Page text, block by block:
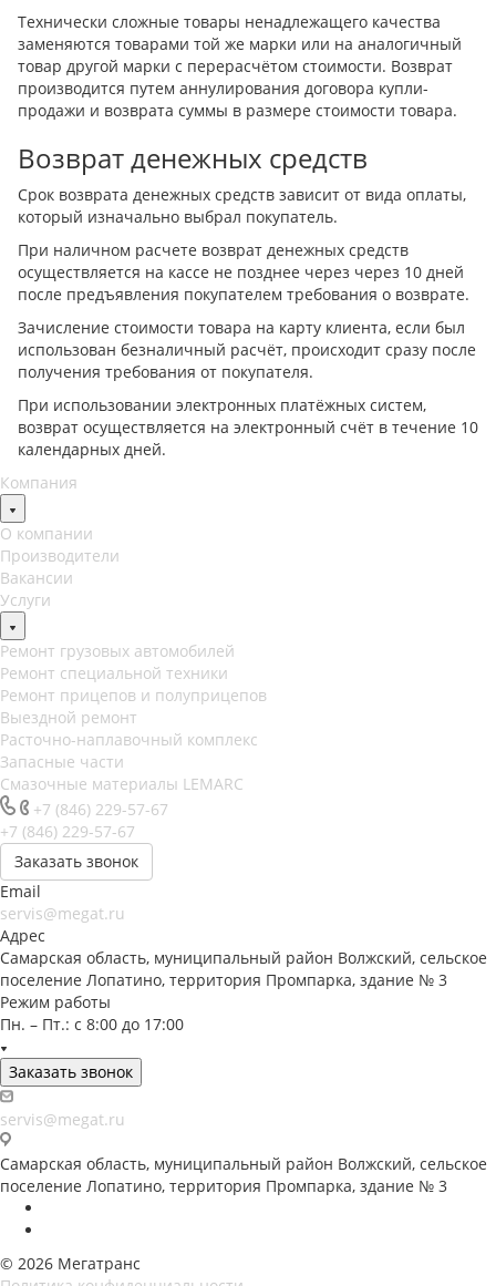
Технически сложные товары ненадлежащего качества
заменяются товарами той же марки или на аналогичный
товар другой марки с перерасчётом стоимости. Возврат
производится путем аннулирования договора купли-
продажи и возврата суммы в размере стоимости товара.
Возврат денежных средств
Срок возврата денежных средств зависит от вида оплаты,
который изначально выбрал покупатель.
При наличном расчете возврат денежных средств
осуществляется на кассе не позднее через через 10 дней
после предъявления покупателем требования о возврате.
Зачисление стоимости товара на карту клиента, если был
использован безналичный расчёт, происходит сразу после
получения требования от покупателя.
При использовании электронных платёжных систем,
возврат осуществляется на электронный счёт в течение 10
календарных дней.
Компания
О компании
Производители
Вакансии
Услуги
Ремонт грузовых автомобилей
Ремонт специальной техники
Ремонт прицепов и полуприцепов
Выездной ремонт
Расточно-наплавочный комплекс
Запасные части
Смазочные материалы LEMARC
+7 (846) 229-57-67
+7 (846) 229-57-67
Заказать звонок
Email
servis@megat.ru
Адрес
Самарская область, муниципальный район Волжский, сельское
поселение Лопатино, территория Промпарка, здание № 3
Режим работы
Пн. – Пт.: с 8:00 до 17:00
Заказать звонок
servis@megat.ru
Самарская область, муниципальный район Волжский, сельское
поселение Лопатино, территория Промпарка, здание № 3
© 2026 Мегатранс